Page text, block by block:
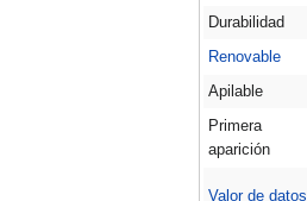
Durabilidad
Renovable
Apilable
Primera
aparición
Valor de datos